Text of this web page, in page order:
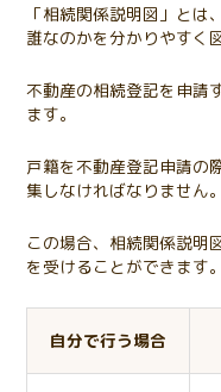
「相続関係説明図」と
誰なのかを分かりやすく
不動産の相続登記を申請
ます。
戸籍を不動産登記申請の
集しなければなりません。
この場合、相続関係説明
を受けることができます。
自分で行う場合